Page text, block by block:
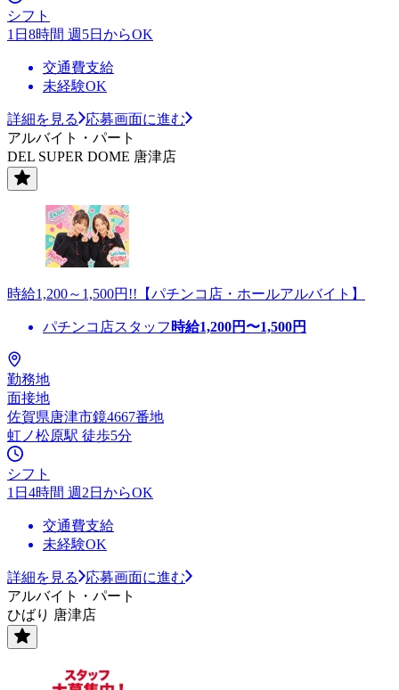
シフト
1日8時間 週5日からOK
交通費支給
未経験OK
詳細を見る
応募画面に進む
アルバイト・パート
DEL SUPER DOME 唐津店
時給1,200～1,500円!!【パチンコ店・ホールアルバイト】
パチンコ店スタッフ 時給1,200円〜1,500円
勤務地
面接地
佐賀県唐津市鏡4667番地
虹ノ松原駅 徒歩5分
シフト
1日4時間 週2日からOK
交通費支給
未経験OK
詳細を見る
応募画面に進む
アルバイト・パート
ひばり 唐津店